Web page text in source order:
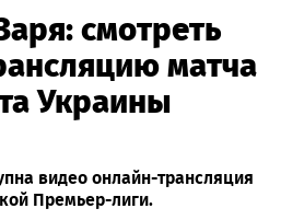
смотреть
матча
Украины
видео онлайн-трансляция
Премьер-лиги.